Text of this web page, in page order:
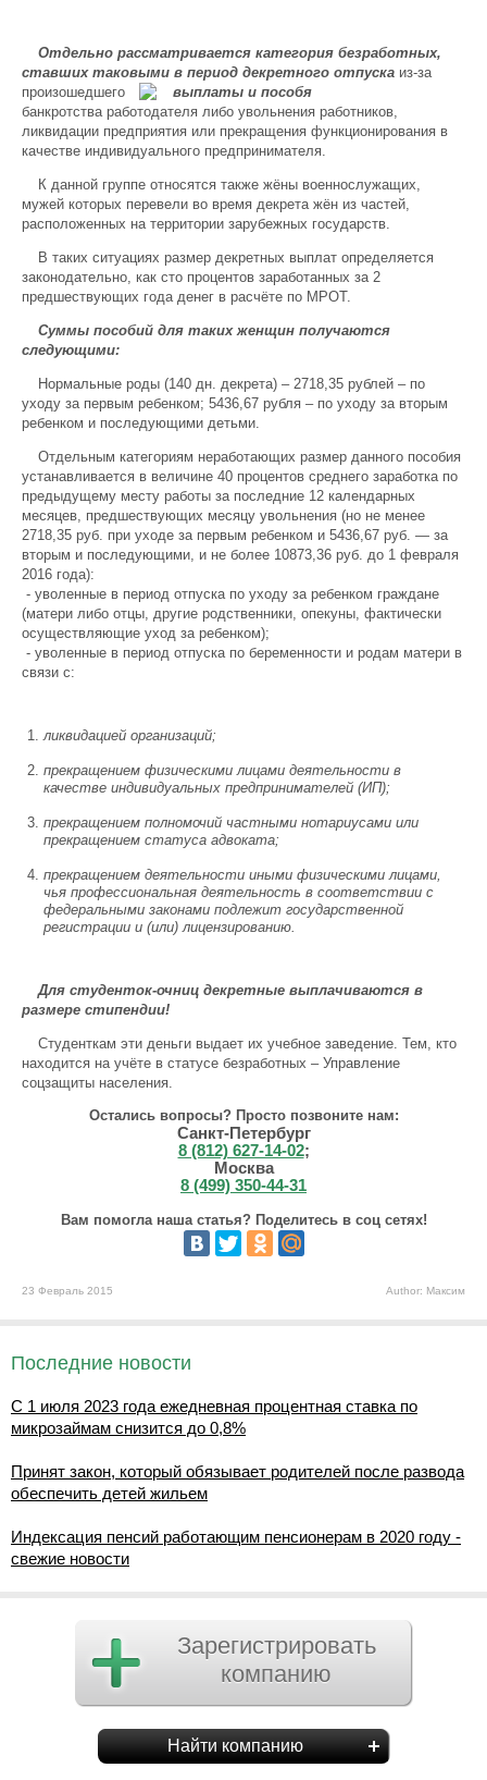
Отдельно рассматривается категория безработных,
ставших таковыми в период декретного отпуска из-за
произошедшего
банкротства работодателя либо увольнения работников,
ликвидации предприятия или прекращения функционирования в
качестве индивидуального предпринимателя.
К данной группе относятся также жёны военнослужащих,
мужей которых перевели во время декрета жён из частей,
расположенных на территории зарубежных государств.
В таких ситуациях размер декретных выплат определяется
законодательно, как сто процентов заработанных за 2
предшествующих года денег в расчёте по МРОТ.
Суммы пособий для таких женщин получаются
следующими:
Нормальные роды (140 дн. декрета) – 2718,35 рублей – по
уходу за первым ребенком; 5436,67 рубля – по уходу за вторым
ребенком и последующими детьми.
Отдельным категориям неработающих размер данного пособия
устанавливается в величине 40 процентов среднего заработка по
предыдущему месту работы за последние 12 календарных
месяцев, предшествующих месяцу увольнения (но не менее
2718,35 руб. при уходе за первым ребенком и 5436,67 руб. — за
вторым и последующими, и не более 10873,36 руб. до 1 февраля
2016 года):
- уволенные в период отпуска по уходу за ребенком граждане
(матери либо отцы, другие родственники, опекуны, фактически
осуществляющие уход за ребенком);
- уволенные в период отпуска по беременности и родам матери в
связи с:
ликвидацией организаций;
прекращением физическими лицами деятельности в
качестве индивидуальных предпринимателей (ИП);
прекращением полномочий частными нотариусами или
прекращением статуса адвоката;
прекращением деятельности иными физическими лицами,
чья профессиональная деятельность в соответствии с
федеральными законами подлежит государственной
регистрации и (или) лицензированию.
Для студенток-очниц декретные выплачиваются в
размере стипендии!
Студенткам эти деньги выдает их учебное заведение. Тем, кто
находится на учёте в статусе безработных – Управление
соцзащиты населения.
Остались вопросы? Просто позвоните нам:
Санкт-Петербург
8 (812) 627-14-02;
Москва
8 (499) 350-44-31
Вам помогла наша статья? Поделитесь в соц сетях!
23 Февраль 2015 Author: Максим
Последние новости
С 1 июля 2023 года ежедневная процентная ставка по
микрозаймам снизится до 0,8%
Принят закон, который обязывает родителей после развода
обеспечить детей жильем
Индексация пенсий работающим пенсионерам в 2020 году -
свежие новости
Зарегистрировать
компанию
Найти компанию